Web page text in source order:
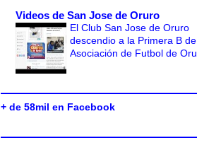
Videos de San Jose de Oruro
El Club San Jose de Oruro
descendio a la Primera B
Asociación de Futbol de
+ de 58mil en Facebook